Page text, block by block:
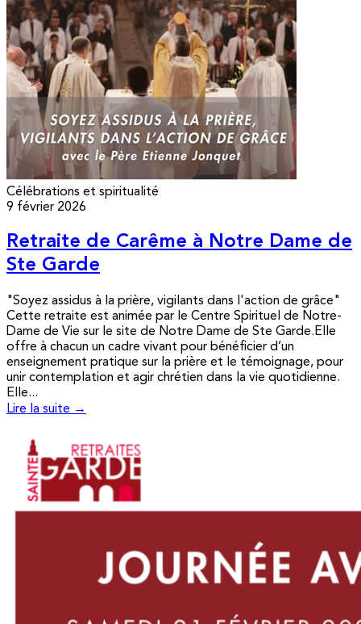
Célébrations et spiritualité
9 février 2026
Retraite de Carême à Notre Dame de
Ste Garde
"Soyez assidus à la prière, vigilants dans l'action de grâce"
Cette retraite est animée par le Centre Spirituel de Notre-
Dame de Vie sur le site de Notre Dame de Ste Garde.Elle
offre à chacun un cadre vivant pour bénéficier d’un
enseignement pratique sur la prière et le témoignage, pour
unir contemplation et agir chrétien dans la vie quotidienne.
Elle...
Lire la suite →